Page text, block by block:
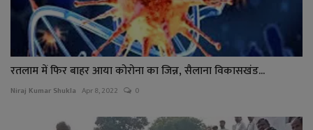
रतलाम में फिर बाहर आया कोरोना का जिन्न, सैलाना विकासखंड...
Niraj Kumar Shukla Apr 8, 2022 0